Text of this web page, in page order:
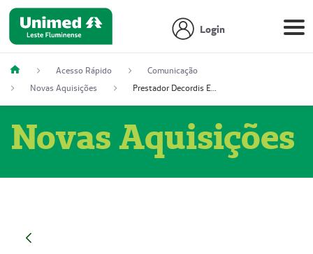
Login
Acesso Rápido
Comunicação
Novas Aquisições
Prestador Decordis Exames Cardiológicos LTDA (51004346-0)
Novas Aquisições